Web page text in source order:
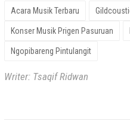
Acara Musik Terbaru
Konser Musik Prigen Pasuruan
Ngopibareng Pintulangit
Writer: Tsaqif Ridwan